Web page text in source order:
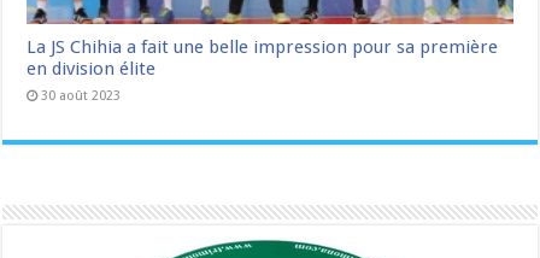
La JS Chihia a fait une belle impression pour sa première
en division élite
30 août 2023